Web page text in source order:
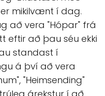
mikilvænt í dag.
að vera "Hópar" frá
eftir að þau séu ekki
standast í
á því að vera
"Heimsending"